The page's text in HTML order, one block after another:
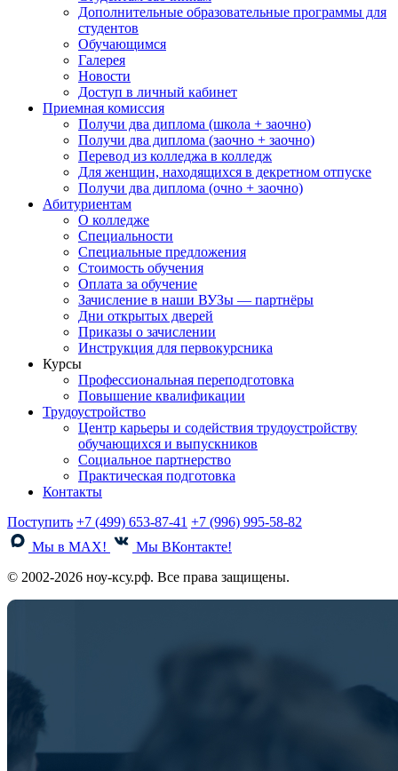
Дополнительные образовательные программы для
студентов
Обучающимся
Галерея
Новости
Доступ в личный кабинет
Приемная комиссия
Получи два диплома (школа + заочно)
Получи два диплома (заочно + заочно)
Перевод из колледжа в колледж
Для женщин, находящихся в декретном отпуске
Получи два диплома (очно + заочно)
Абитуриентам
О колледже
Специальности
Специальные предложения
Стоимость обучения
Оплата за обучение
Зачисление в наши ВУЗы — партнёры
Дни открытых дверей
Приказы о зачислении
Инструкция для первокурсника
Курсы
Профессиональная переподготовка
Повышение квалификации
Трудоустройство
Центр карьеры и содействия трудоустройству
обучающихся и выпускников
Социальное партнерство
Практическая подготовка
Контакты
Поступить +7 (499) 653-87-41 +7 (996) 995-58-82
Мы в MAX!
Мы ВКонтакте!
© 2002-2026 ноу-ксу.рф. Все права защищены.